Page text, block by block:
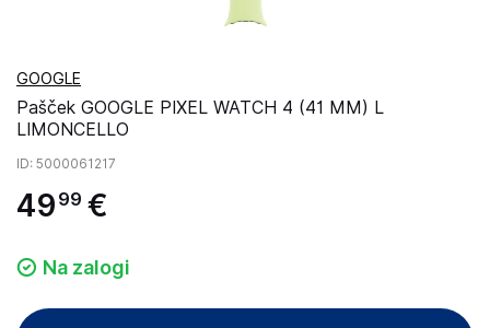
GOOGLE
Pašček GOOGLE PIXEL WATCH 4 (41 MM) L
LIMONCELLO
ID: 5000061217
49 99 €
Na zalogi